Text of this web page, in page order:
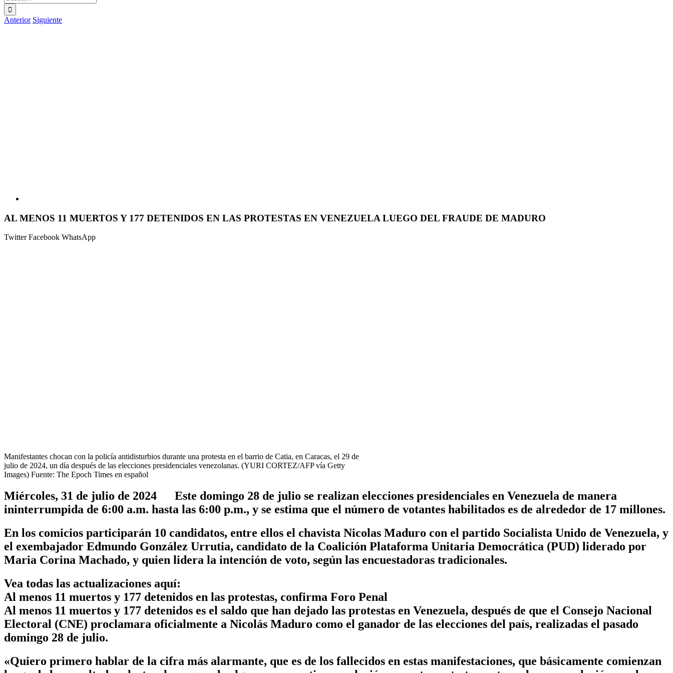
Anterior Siguiente
AL MENOS 11 MUERTOS Y 177 DETENIDOS EN LAS PROTESTAS EN VENEZUELA LUEGO DEL FRAUDE DE MADURO
TwitterFacebook WhatsApp
Manifestantes chocan con la policía antidisturbios durante una protesta en el barrio de Catia, en Caracas, el 29 de
julio de 2024, un día después de las elecciones presidenciales venezolanas. (YURI CORTEZ/AFP vía Getty
Images) Fuente: The Epoch Times en español
Miércoles, 31 de julio de 2024 Este domingo 28 de julio se realizan elecciones presidenciales en Venezuela de manera
ininterrumpida de 6:00 a.m. hasta las 6:00 p.m., y se estima que el número de votantes habilitados es de alrededor de 17 millones.
En los comicios participarán 10 candidatos, entre ellos el chavista Nicolas Maduro con el partido Socialista Unido de Venezuela, y
el exembajador Edmundo González Urrutia, candidato de la Coalición Plataforma Unitaria Democrática (PUD) liderado por
Maria Corina Machado, y quien lidera la intención de voto, según las encuestadoras tradicionales.
Vea todas las actualizaciones aquí:
Al menos 11 muertos y 177 detenidos en las protestas, confirma Foro Penal
Al menos 11 muertos y 177 detenidos es el saldo que han dejado las protestas en Venezuela, después de que el Consejo Nacional
Electoral (CNE) proclamara oficialmente a Nicolás Maduro como el ganador de las elecciones del país, realizadas el pasado
domingo 28 de julio.
«Quiero primero hablar de la cifra más alarmante, que es de los fallecidos en estas manifestaciones, que básicamente comienzan